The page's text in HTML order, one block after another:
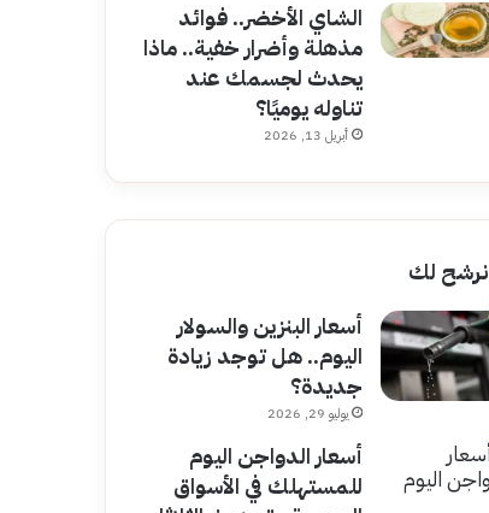
الشاي الأخضر.. فوائد
مذهلة وأضرار خفية.. ماذا
يحدث لجسمك عند
تناوله يوميًا؟
أبريل 13, 2026
نرشح لك
أسعار البنزين والسولار
اليوم.. هل توجد زيادة
جديدة؟
يوليو 29, 2026
أسعار الدواجن اليوم
للمستهلك في الأسواق